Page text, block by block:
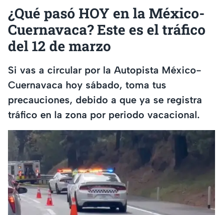
¿Qué pasó HOY en la México-
Cuernavaca? Este es el tráfico
del 12 de marzo
Si vas a circular por la Autopista México-
Cuernavaca hoy sábado, toma tus
precauciones, debido a que ya se registra
tráfico en la zona por periodo vacacional.